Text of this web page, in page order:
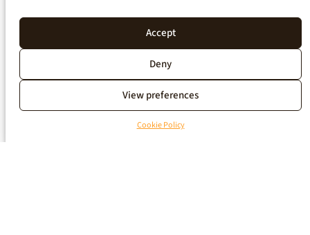
Accept
Deny
View preferences
Cookie Policy